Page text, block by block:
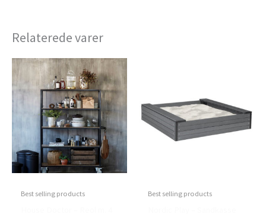
Relaterede varer
Best selling products Best selling products